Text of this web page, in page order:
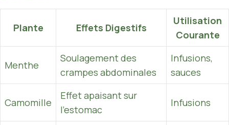
Plante Effets Digestifs
Utilisation
Courante
Menthe
Soulagement des
crampes abdominales
Infusions,
sauces
Camomille
Effet apaisant sur
l’estomac
Infusions